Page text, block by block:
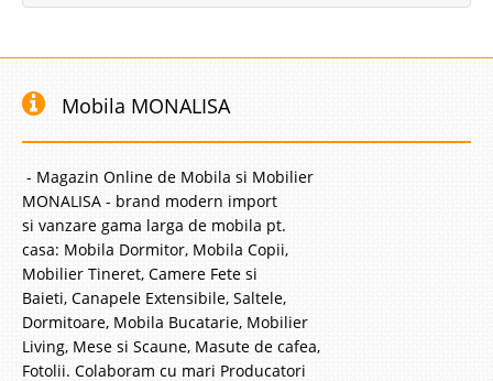
Mobila MONALISA
- Magazin Online de Mobila si Mobilier
MONALISA - brand modern import
si vanzare gama larga de mobila pt.
casa: Mobila Dormitor, Mobila Copii,
Mobilier Tineret, Camere Fete si
Baieti, Canapele Extensibile, Saltele,
Dormitoare, Mobila Bucatarie, Mobilier
Living, Mese si Scaune, Masute de cafea,
Fotolii. Colaboram cu mari Producatori